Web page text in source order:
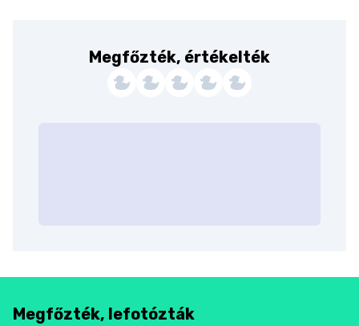
Megfőzték, értékelték
Megfőzték, lefotózták